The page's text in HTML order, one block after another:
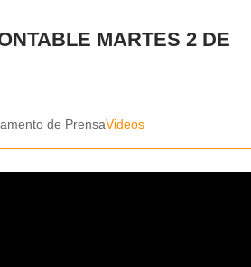
✕
MARTES 2 DE
de PrensaVideos